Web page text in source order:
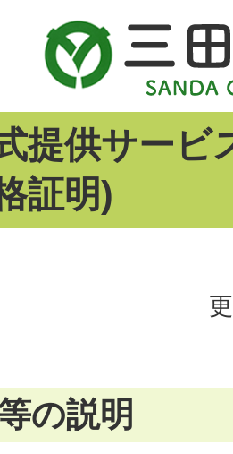
提供サービ
証明)
の説明